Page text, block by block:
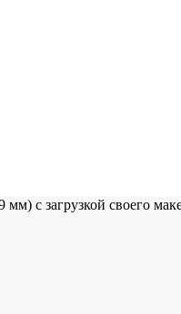
с загрузкой своего